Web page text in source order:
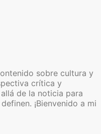
sobre cultura y
crítica y
de la noticia para
¡Bienvenido a mi